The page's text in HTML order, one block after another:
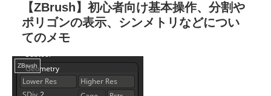
【ZBrush】初心者向け基本操作、分割や
ポリゴンの表示、シンメトリなどについ
てのメモ
ZBrush